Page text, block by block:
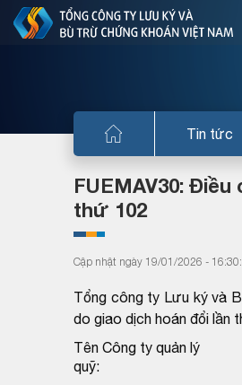
Tin tức
FUEMAV30:
thứ 102
Cập nhật ngày 19/01/2026 -
Tổng công ty Lưu ký và
do giao dịch hoán đổi lần
Tên Công ty quản lý
quỹ: